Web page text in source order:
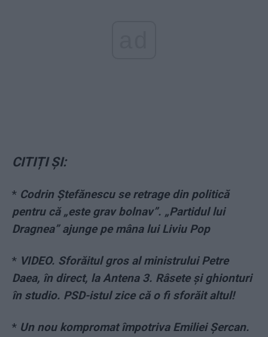
CITIȚI ȘI:
* Codrin Ștefănescu se retrage din politică
pentru că „este grav bolnav”. „Partidul lui
Dragnea” ajunge pe mâna lui Liviu Pop
* VIDEO. Sforăitul gros al ministrului Petre
Daea, în direct, la Antena 3. Râsete și ghionturi
în studio. PSD-istul zice că o fi sforăit altul!
* Un nou kompromat împotriva Emiliei Șercan.